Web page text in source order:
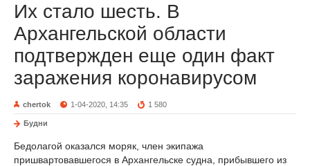
Их стало шесть. В
Архангельской области
подтвержден еще один факт
заражения коронавирусом
chertok 1-04-2020, 14:35 1 580
Будни
Бедолагой оказался моряк, член экипажа
пришвартовавшегося в Архангельске судна, прибывшего из